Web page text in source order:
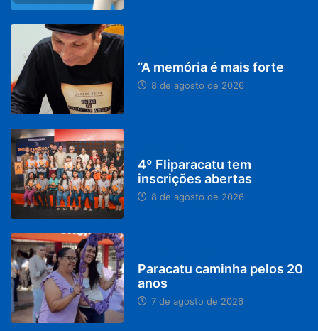
“A memória é mais forte
8 de agosto de 2026
4º Fliparacatu tem
inscrições abertas
8 de agosto de 2026
Paracatu caminha pelos 20
anos
7 de agosto de 2026